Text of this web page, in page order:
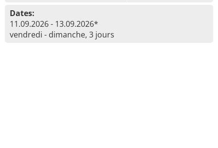
Dates:
11.09.2026 - 13.09.2026*
vendredi - dimanche, 3 jours